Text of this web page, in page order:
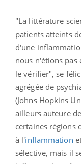
"La littérature
patients atteints
d'une
nous n'étions pas
le vérifier", se
agrégée de
(Johns Hopkins
ailleurs auteure
certaines régions
à l'inflammation
sélective, mais il